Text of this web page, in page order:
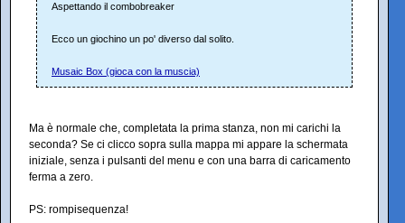
Aspettando il combobreaker
Ecco un giochino un po' diverso dal solito.
Musaic Box (gioca con la muscia)
Ma è normale che, completata la prima stanza, non mi carichi la
seconda? Se ci clicco sopra sulla mappa mi appare la schermata
iniziale, senza i pulsanti del menu e con una barra di caricamento
ferma a zero.
PS: rompisequenza!